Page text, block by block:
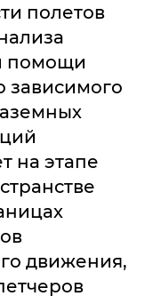
полетов
помощи
зависимого
на этапе
движения,